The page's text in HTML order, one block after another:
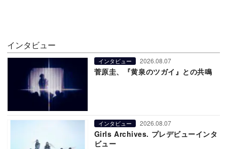
インタビュー
インタビュー 2026.08.07
菅原圭、『黄泉のツガイ』との共鳴
インタビュー 2026.08.07
Girls Archives. プレデビューインタ
ビュー